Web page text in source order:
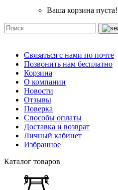
Ваша корзина пуста!
Связаться с нами по почте
Позвонить нам бесплатно
Корзина
О компании
Новости
Отзывы
Поверка
Способы оплаты
Доставка и возврат
Личный кабинет
Избранное
Каталог товаров